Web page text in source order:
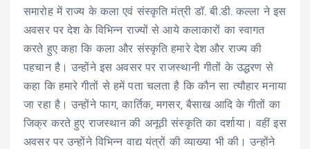
समारोह में राज्य के कला एवं संस्कृति मंत्री डॉ. बी.डी. कल्ला ने इस
अवसर पर देश के विभिन्न राज्यों से आये कलाकारों का स्वागत
करते हुए कहा कि कला और संस्कृति हमारे देश और राज्य की
पहचान है। उन्होंने इस अवसर पर राजस्थानी गीतों के उद्धरण से
कहा कि हमारे गीतों से हमें पता चलता है कि कौन सा त्यौहार मनाया
जा रहा है। उन्होंने फाग, कार्तिक, मगसर, बैसाख आदि के गीतों का
जिक्र करते हुए राजस्थान की अनूठी संस्कृति का दर्शाया। वहीं इस
अवसर पर उन्होंने विभिन्न वाद्य यंत्रों की व्याख्या भी की। उन्होंने